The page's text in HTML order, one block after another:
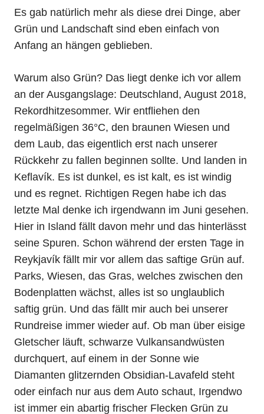
Es gab natürlich mehr als diese drei Dinge, aber
Grün und Landschaft sind eben einfach von
Anfang an hängen geblieben.
Warum also Grün? Das liegt denke ich vor allem
an der Ausgangslage: Deutschland, August 2018,
Rekordhitzesommer. Wir entfliehen den
regelmäßigen 36°C, den braunen Wiesen und
dem Laub, das eigentlich erst nach unserer
Rückkehr zu fallen beginnen sollte. Und landen in
Keflavík. Es ist dunkel, es ist kalt, es ist windig
und es regnet. Richtigen Regen habe ich das
letzte Mal denke ich irgendwann im Juni gesehen.
Hier in Island fällt davon mehr und das hinterlässt
seine Spuren. Schon während der ersten Tage in
Reykjavík fällt mir vor allem das saftige Grün auf.
Parks, Wiesen, das Gras, welches zwischen den
Bodenplatten wächst, alles ist so unglaublich
saftig grün. Und das fällt mir auch bei unserer
Rundreise immer wieder auf. Ob man über eisige
Gletscher läuft, schwarze Vulkansandwüsten
durchquert, auf einem in der Sonne wie
Diamanten glitzernden Obsidian-Lavafeld steht
oder einfach nur aus dem Auto schaut, Irgendwo
ist immer ein abartig frischer Flecken Grün zu